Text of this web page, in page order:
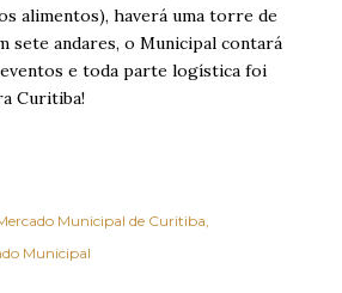
alimentos), haverá uma torre de
sete andares, o Municipal contará
e toda parte logística foi
Curitiba!
Municipal de Curitiba
Municipal